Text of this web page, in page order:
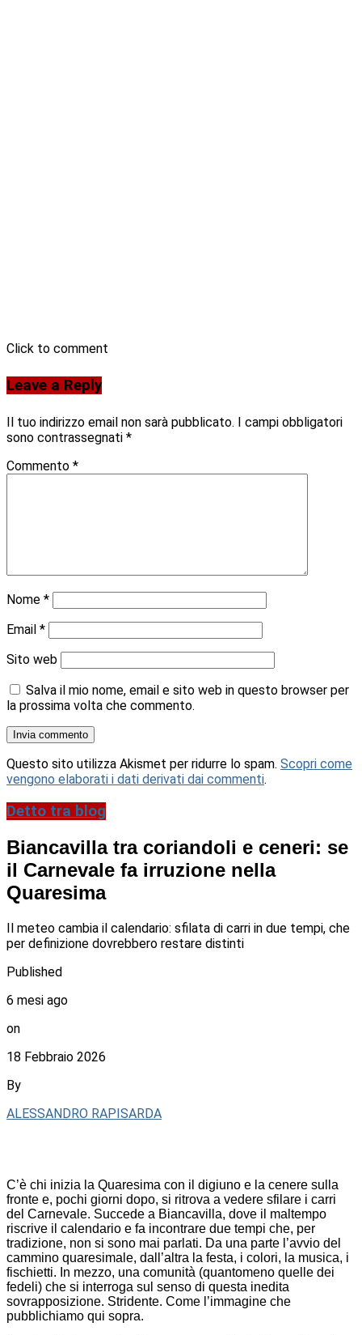
Click to comment
Leave a Reply
Il tuo indirizzo email non sarà pubblicato. I campi obbligatori
sono contrassegnati *
Commento *
Nome *
Email *
Sito web
Salva il mio nome, email e sito web in questo browser per
la prossima volta che commento.
Questo sito utilizza Akismet per ridurre lo spam. Scopri come
vengono elaborati i dati derivati dai commenti.
Detto tra blog
Biancavilla tra coriandoli e ceneri: se
il Carnevale fa irruzione nella
Quaresima
Il meteo cambia il calendario: sfilata di carri in due tempi, che
per definizione dovrebbero restare distinti
Published
6 mesi ago
on
18 Febbraio 2026
By
ALESSANDRO RAPISARDA
C’è chi inizia la Quaresima con il digiuno e la cenere sulla
fronte e, pochi giorni dopo, si ritrova a vedere sfilare i carri
del Carnevale. Succede a Biancavilla, dove il maltempo
riscrive il calendario e fa incontrare due tempi che, per
tradizione, non si sono mai parlati. Da una parte l’avvio del
cammino quaresimale, dall’altra la festa, i colori, la musica, i
fischietti. In mezzo, una comunità (quantomeno quelle dei
fedeli) che si interroga sul senso di questa inedita
sovrapposizione. Stridente. Come l’immagine che
pubblichiamo qui sopra.